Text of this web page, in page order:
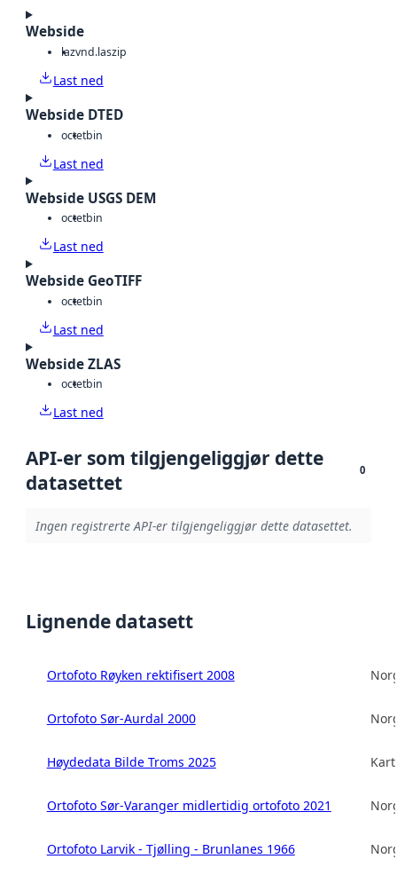
Webside
lazvnd.laszip
Last ned
Webside DTED
octetbin
Last ned
Webside USGS DEM
octetbin
Last ned
Webside GeoTIFF
octetbin
Last ned
Webside ZLAS
octetbin
Last ned
API-er som tilgjengeliggjør dette
datasettet
0
Ingen registrerte API-er tilgjengeliggjør dette datasettet.
Lignende datasett
Ortofoto Røyken rektifisert 2008
Ortofoto Sør-Aurdal 2000
Høydedata Bilde Troms 2025
Ortofoto Sør-Varanger midlertidig ortofoto 2021
Ortofoto Larvik - Tjølling - Brunlanes 1966